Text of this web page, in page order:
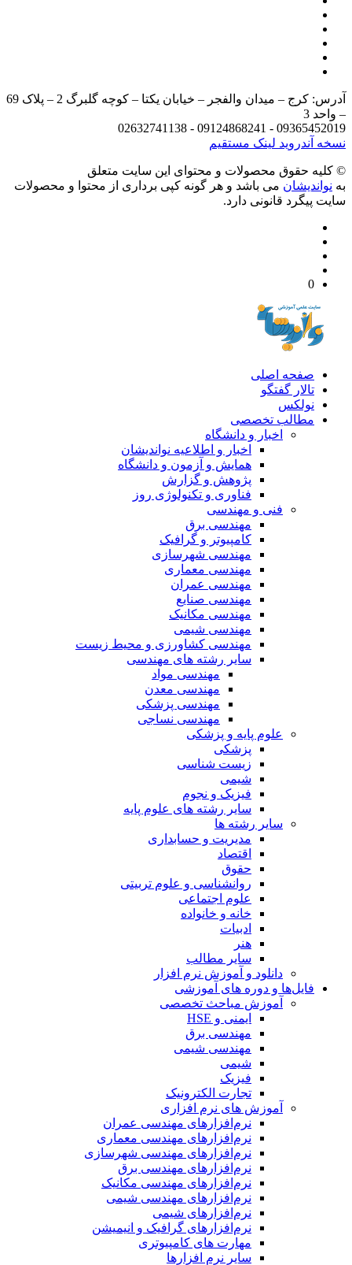
آدرس: کرج – میدان والفجر – خیابان یکتا – کوچه گلبرگ 2 – پلاک 69
3
09365452019 - 09124868241 -
آندرویدلینک مستقیم
حقوق محصولات و محتوای اين سایت متعلق
می باشد و هر گونه کپی برداری از محتوا و محصولات
پیگرد قانونی دارد.
صفحه اصلی
تالار گفتگو
نولکس
مطالب تخصصی
اخبار و دانشگاه
اخبار و اطلاعیه نواندیشان
همایش و آزمون و دانشگاه
پژوهش و گزارش
فناوری و تکنولوژی روز
فنی و مهندسی
مهندسی برق
کامپیوتر و گرافیک
مهندسی شهرسازی
مهندسی معماری
مهندسی عمران
مهندسی صنایع
مهندسی مکانیک
مهندسی شیمی
مهندسی کشاورزی و محیط زیست
سایر رشته های مهندسی
مهندسی مواد
مهندسی معدن
مهندسی پزشکی
مهندسی نساجی
علوم پایه و پزشکی
پزشکی
زیست شناسی
شیمی
فیزیک و نجوم
سایر رشته های علوم پایه
سایر رشته ها
مدیریت و حسابداری
اقتصاد
حقوق
روانشناسی و علوم تربیتی
علوم اجتماعی
خانه و خانواده
ادبیات
هنر
سایر مطالب
دانلود و آموزش نرم افزار
فایل‌ها و دوره های آموزشی
آموزش مباحث تخصصی
ایمنی و HSE
مهندسی برق
مهندسی شیمی
شیمی
فیزیک
تجارت الکترونیک
آموزش های نرم افزاری
نرم‌افزارهای مهندسی عمران
نرم‌افزارهای مهندسی معماری
نرم‌افزارهای مهندسی شهرسازی
نرم‌افزارهای مهندسی برق
نرم‌افزارهای مهندسی مکانیک
نرم‌افزارهای مهندسی شیمی
نرم‌افزارهای شیمی
نرم‌افزارهای گرافیک و انیمیشن
مهارت های کامپیوتری
سایر نرم افزارها